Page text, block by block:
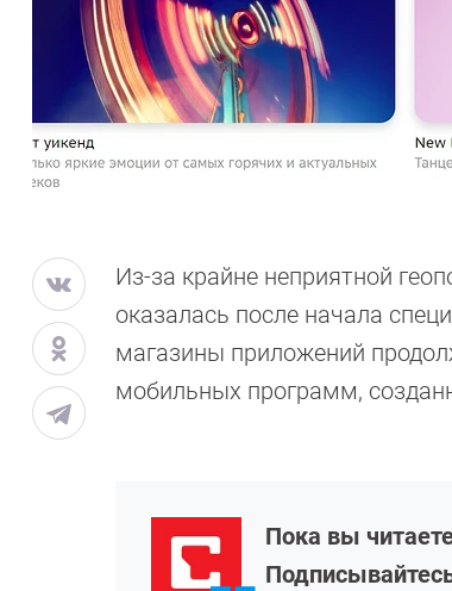
Из-за крайне неприятной
оказалась после начала
магазины приложений
мобильных программ,
Пока вы